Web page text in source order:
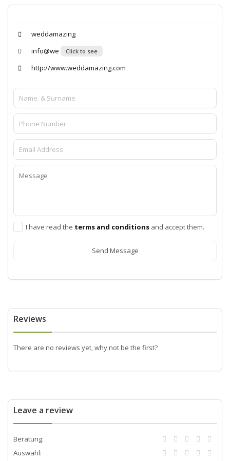
weddamazing
info@we
Click to see
http://www.weddamazing.com
I have read the terms and conditions and accept them.
Send Message
Reviews
There are no reviews yet, why not be the first?
Leave a review
Beratung:
Auswahl: